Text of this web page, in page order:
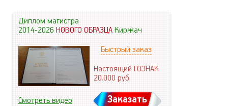
Диплом магистра
2014-2026НОВОГО ОБРАЗЦАКиржач
Быстрый заказ
Настоящий ГОЗНАК
20.000руб.
Смотреть видео Заказать